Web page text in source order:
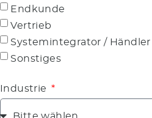
Endkunde
Vertrieb
Systemintegrator / Händler
Sonstiges
Industrie